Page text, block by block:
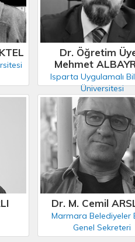
Dr. Öğretim
Mehmet
Isparta Uygulamalı
Üniversitesi
Dr. M. Cemil
Marmara Belediyeler
Genel Sekreteri